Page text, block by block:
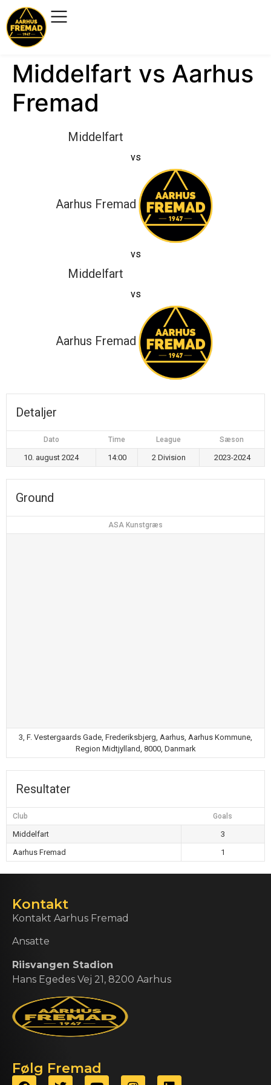
Middelfart vs Aarhus
Fremad
Middelfart
vs
Aarhus Fremad
vs
Middelfart
vs
Aarhus Fremad
Detaljer
Dato Time League Sæson
10. august 2024 14:00 2 Division 2023-2024
Ground
ASA Kunstgræs
3, F. Vestergaards Gade, Frederiksbjerg, Aarhus, Aarhus Kommune,
Region Midtjylland, 8000, Danmark
Resultater
Club Goals
Middelfart
3
Aarhus Fremad
1
Kontakt
Kontakt Aarhus Fremad
Ansatte
Riisvangen Stadion
Hans Egedes Vej 21, 8200 Aarhus
Følg Fremad